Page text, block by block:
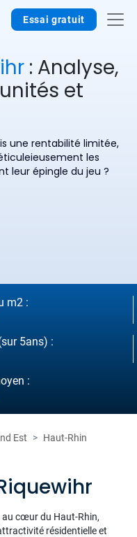
Essai gratuit
: Analyse,
et
une rentabilité limitée,
les
leur épingle du jeu ?
m2 :
5ans) :
:
Est
Haut-Rhin
au cœur du Haut-Rhin,
résidentielle et